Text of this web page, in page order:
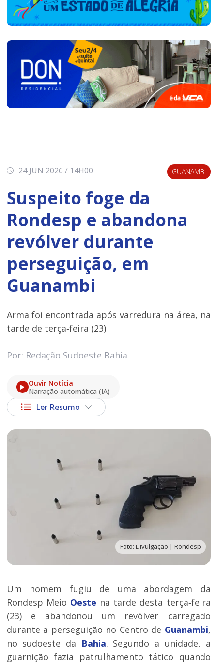
24 JUN 2026 / 14H00 GUANAMBI
Suspeito foge da
Rondesp e abandona
revólver durante
perseguição, em
Guanambi
Arma foi encontrada após varredura na área, na
tarde de terça‑feira (23)
Por: Redação Sudoeste Bahia
Ouvir Notícia
Narração automática (IA)
Ler Resumo
Foto: Divulgação | Rondesp
Um homem fugiu de uma abordagem da
Rondesp Meio Oeste na tarde desta terça‑feira
(23) e abandonou um revólver carregado
durante a perseguição no Centro de Guanambi,
no sudoeste da Bahia. Segundo a unidade, a
guarnição fazia patrulhamento tático quando